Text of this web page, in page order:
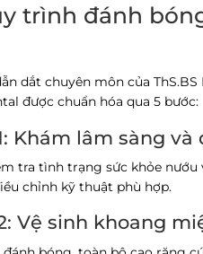
trình đánh
dắt chuyên môn của
được chuẩn hóa qua 5 bước:
Khám lâm sàng
tra tình trạng sức khỏe
chỉnh kỹ thuật phù hợp.
Vệ sinh khoang